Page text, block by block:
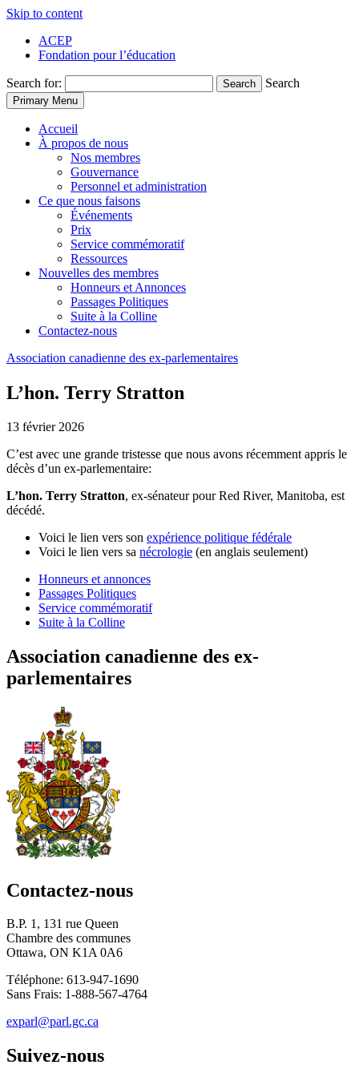
Skip to content
ACEP
Fondation pour l’éducation
Search for: Search Search
Primary Menu
Accueil
À propos de nous
Nos membres
Gouvernance
Personnel et administration
Ce que nous faisons
Événements
Prix
Service commémoratif
Ressources
Nouvelles des membres
Honneurs et Annonces
Passages Politiques
Suite à la Colline
Contactez-nous
Association canadienne des ex-parlementaires
L’hon. Terry Stratton
13 février 2026
C’est avec une grande tristesse que nous avons récemment appris le
décès d’un ex-parlementaire:
L’hon. Terry Stratton, ex-sénateur pour Red River, Manitoba, est
décédé.
Voici le lien vers son expérience politique fédérale
Voici le lien vers sa nécrologie (en anglais seulement)
Honneurs et annonces
Passages Politiques
Service commémoratif
Suite à la Colline
Association canadienne des ex-
parlementaires
Contactez-nous
B.P. 1, 131 rue Queen
Chambre des communes
Ottawa, ON K1A 0A6
Téléphone: 613-947-1690
Sans Frais: 1-888-567-4764
exparl@parl.gc.ca
Suivez-nous